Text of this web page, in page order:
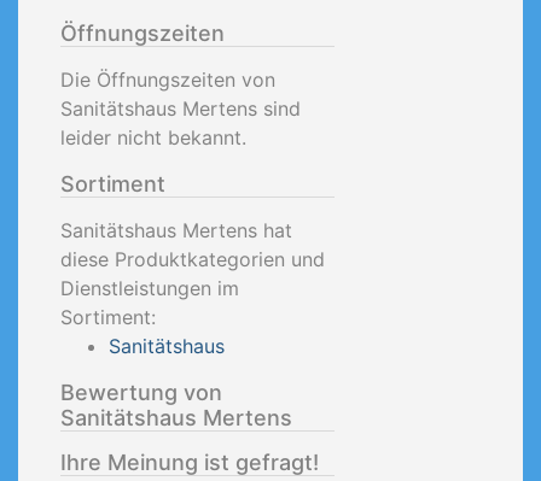
Öffnungszeiten
Die Öffnungszeiten von
Sanitätshaus Mertens sind
leider nicht bekannt.
Sortiment
Sanitätshaus Mertens hat
diese Produktkategorien und
Dienstleistungen im
Sortiment:
Sanitätshaus
Bewertung von
Sanitätshaus Mertens
Ihre Meinung ist gefragt!